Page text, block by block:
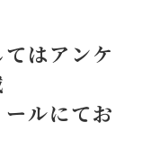
はアンケ
ルにてお